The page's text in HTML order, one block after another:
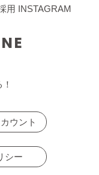
用 INSTAGRAM
ウント
シー